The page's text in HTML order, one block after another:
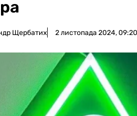
Щербатих 2 листопада 2024, 09:20